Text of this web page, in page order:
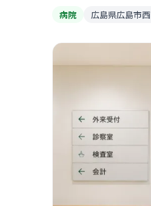
病院 広島県広島市